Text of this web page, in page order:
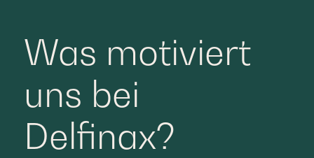
Was motiviert
uns bei
Delfinax?